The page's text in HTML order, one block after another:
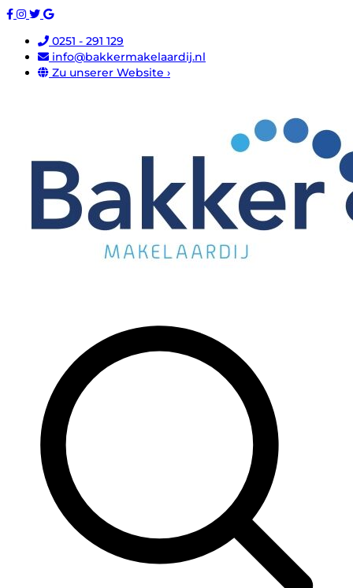
0251 - 291 129
info@bakkermakelaardij.nl
Zu unserer Website ›